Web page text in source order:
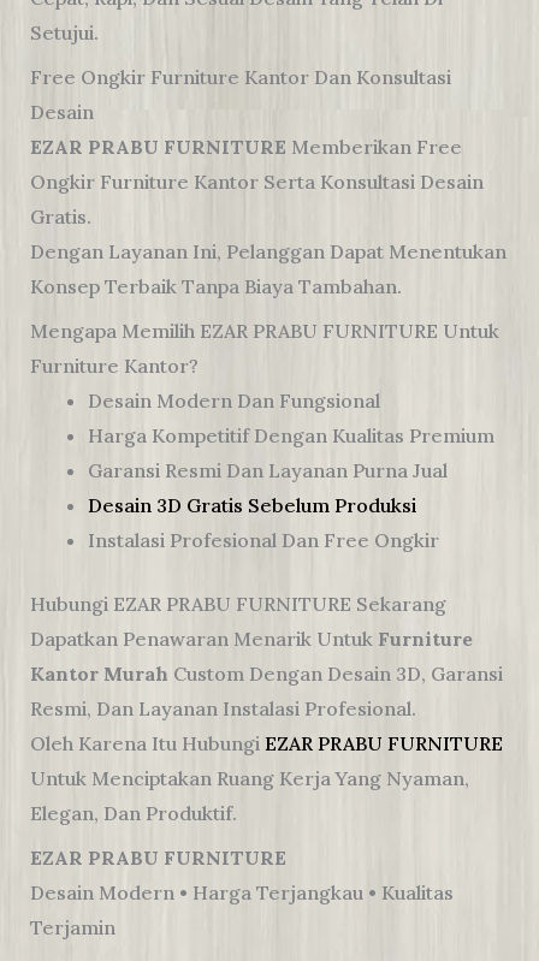
Setujui.
Free Ongkir Furniture Kantor Dan Konsultasi
Desain
EZAR PRABU FURNITURE Memberikan Free
Ongkir Furniture Kantor Serta Konsultasi Desain
Gratis.
Dengan Layanan Ini, Pelanggan Dapat Menentukan
Konsep Terbaik Tanpa Biaya Tambahan.
Mengapa Memilih EZAR PRABU FURNITURE Untuk
Furniture Kantor?
Desain Modern Dan Fungsional
Harga Kompetitif Dengan Kualitas Premium
Garansi Resmi Dan Layanan Purna Jual
Desain 3D Gratis Sebelum Produksi
Instalasi Profesional Dan Free Ongkir
Hubungi EZAR PRABU FURNITURE Sekarang
Dapatkan Penawaran Menarik Untuk Furniture
Kantor Murah Custom Dengan Desain 3D, Garansi
Resmi, Dan Layanan Instalasi Profesional.
Oleh Karena Itu Hubungi EZAR PRABU FURNITURE
Untuk Menciptakan Ruang Kerja Yang Nyaman,
Elegan, Dan Produktif.
EZAR PRABU FURNITURE
Desain Modern • Harga Terjangkau • Kualitas
Terjamin